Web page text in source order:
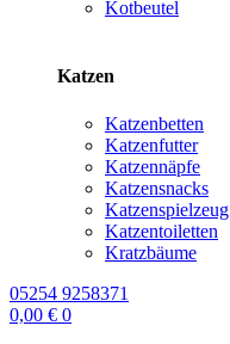
Kotbeutel
Katzen
Katzenbetten
Katzenfutter
Katzennäpfe
Katzensnacks
Katzenspielzeug
Katzentoiletten
Kratzbäume
05254 9258371
0,00 € 0